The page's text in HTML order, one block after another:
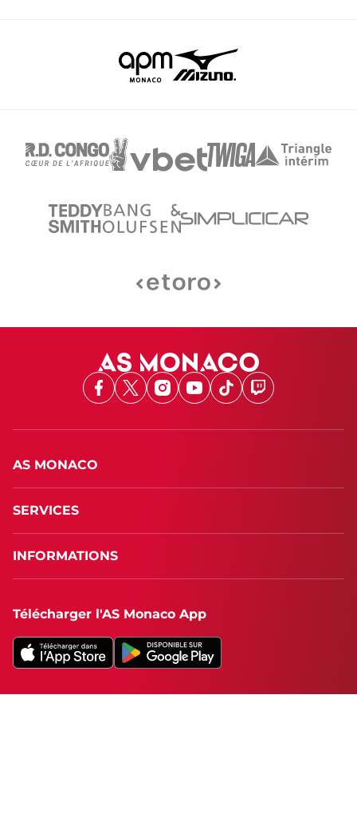
Facebook
X Instagram
Youtube
TikTokTwitch
AS MONACO
SERVICES
INFORMATIONS
Télécharger l'AS Monaco App